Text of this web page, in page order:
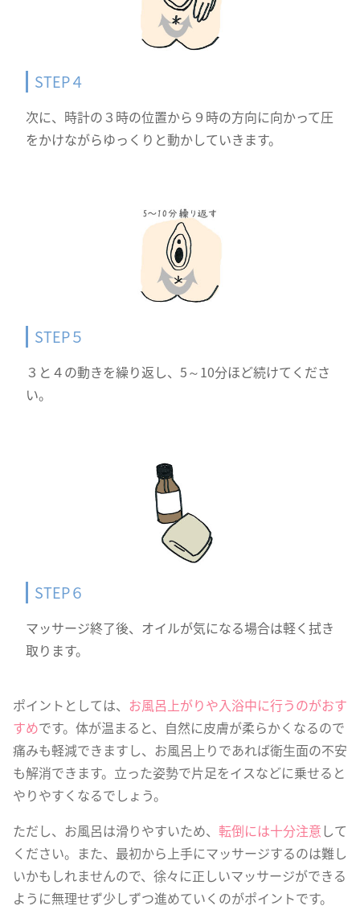
STEP４
次に、時計の３時の位置から９時の方向に向かって圧
をかけながらゆっくりと動かしていきます。
STEP５
３と４の動きを繰り返し、5～10分ほど続けてくださ
い。
STEP６
マッサージ終了後、オイルが気になる場合は軽く拭き
取ります。
ポイントとしては、 お風呂上がりや入浴中に行うのがおす
すめです。体が温まると、自然に皮膚が柔らかくなるので
痛みも軽減できますし、お風呂上りであれば衛生面の不安
も解消できます。立った姿勢で片足をイスなどに乗せると
やりやすくなるでしょう。
ただし、お風呂は滑りやすいため、 転倒には十分注意して
ください。また、最初から上手にマッサージするのは難し
いかもしれませんので、徐々に正しいマッサージができる
ように無理せず少しずつ進めていくのがポイントです。